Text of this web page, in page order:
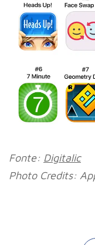
Fonte: Digitalic
Photo Credits: